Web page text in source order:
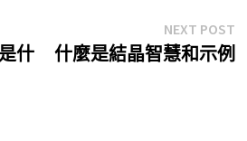
什
NEXT POST
什麼是結晶智慧和示例